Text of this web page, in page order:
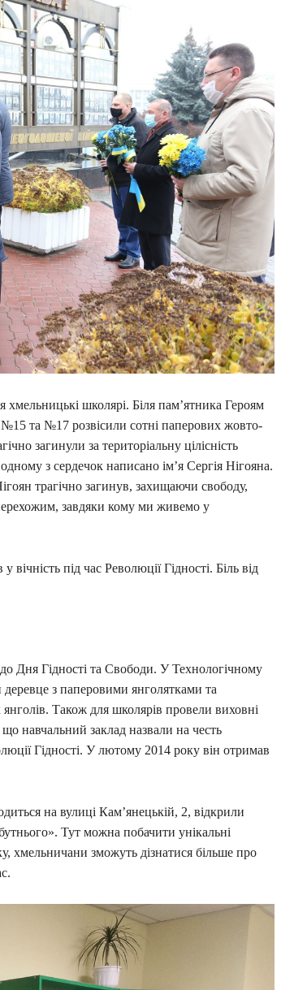
школярі. Біля пам’ятника Героям
№15 та №17 розвісили сотні паперових жовто-
загинули за територіальну цілісність
з сердечок написано ім’я Сергія Нігояна.
трагічно загинув, захищаючи свободу,
завдяки кому ми живемо у
під час Революції Гідності. Біль від
Дня Гідності та Свободи. У Технологічному
з паперовими янголятками та
Також для школярів провели виховні
навчальний заклад назвали на честь
Гідності. У лютому 2014 року він отримав
на вулиці Кам’янецькій, 2, відкрили
Тут можна побачити унікальні
хмельничани зможуть дізнатися більше про